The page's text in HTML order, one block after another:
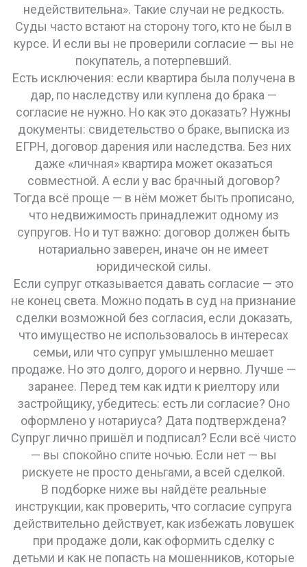
недействительна». Такие случаи не редкость.
Суды часто встают на сторону того, кто не был в
курсе. И если вы не проверили согласие — вы не
покупатель, а потерпевший.
Есть исключения: если квартира была получена в
дар, по наследству или куплена до брака —
согласие не нужно. Но как это доказать? Нужны
документы: свидетельство о браке, выписка из
ЕГРН, договор дарения или наследства. Без них
даже «личная» квартира может оказаться
совместной. А если у вас брачный договор?
Тогда всё проще — в нём может быть прописано,
что недвижимость принадлежит одному из
супругов. Но и тут важно: договор должен быть
нотариально заверен, иначе он не имеет
юридической силы.
Если супруг отказывается давать согласие — это
не конец света. Можно подать в суд на признание
сделки возможной без согласия, если доказать,
что имущество не использовалось в интересах
семьи, или что супруг умышленно мешает
продаже. Но это долго, дорого и нервно. Лучше —
заранее. Перед тем как идти к риелтору или
застройщику, убедитесь: есть ли согласие? Оно
оформлено у нотариуса? Дата подтверждена?
Супруг лично пришёл и подписал? Если всё чисто
— вы спокойно спите ночью. Если нет — вы
рискуете не просто деньгами, а всей сделкой.
В подборке ниже вы найдёте реальные
инструкции, как проверить, что согласие супруга
действительно действует, как избежать ловушек
при продаже доли, как оформить сделку с
детьми и как не попасть на мошенников, которые